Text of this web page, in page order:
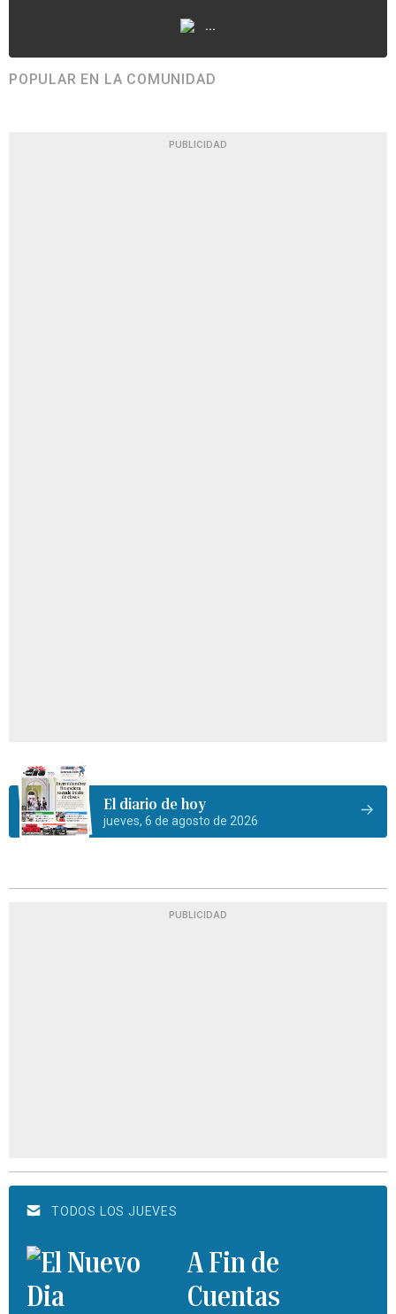
...
POPULAR EN LA COMUNIDAD
PUBLICIDAD
El diario de hoy
jueves, 6 de agosto de 2026
PUBLICIDAD
TODOS LOS JUEVES
A Fin de
Cuentas